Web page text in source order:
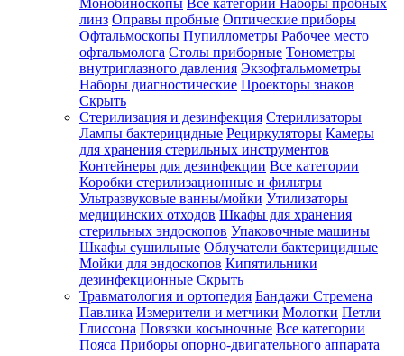
Монобиноскопы Все категории Наборы пробных
линз Оправы пробные Оптические приборы
Офтальмоскопы Пупиллометры Рабочее место
офтальмолога Столы приборные Тонометры
внутриглазного давления Экзофтальмометры
Наборы диагностические Проекторы знаков
Скрыть
Стерилизация и дезинфекция Стерилизаторы
Лампы бактерицидные Рециркуляторы Камеры
для хранения стерильных инструментов
Контейнеры для дезинфекции Все категории
Коробки стерилизационные и фильтры
Ультразвуковые ванны/мойки Утилизаторы
медицинских отходов Шкафы для хранения
стерильных эндоскопов Упаковочные машины
Шкафы сушильные Облучатели бактерицидные
Мойки для эндоскопов Кипятильники
дезинфекционные Скрыть
Травматология и ортопедия Бандажи Стремена
Павлика Измерители и метчики Молотки Петли
Глиссона Повязки косыночные Все категории
Пояса Приборы опорно-двигательного аппарата